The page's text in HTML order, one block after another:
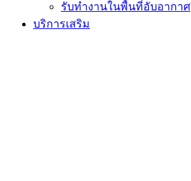
รับทำงานในพื้นที่อับอากาศ
บริการเสริม